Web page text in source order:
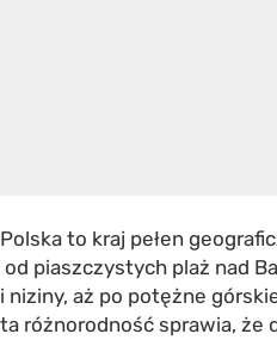
Polska to kraj pełen
od piaszczystych plaż nad
i niziny, aż po potężne
ta różnorodność sprawia, że